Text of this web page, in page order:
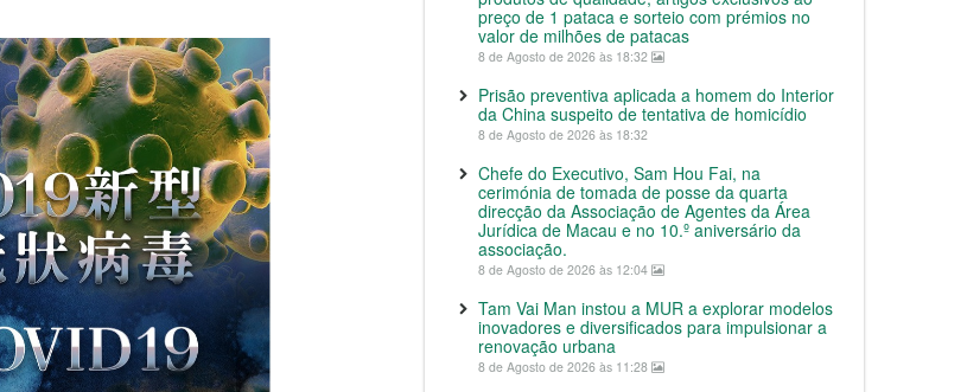
preço de 1 pataca e sorteio com prémios no
valor de milhões de patacas
8 de Agosto de 2026 às 18:32
Prisão preventiva aplicada a homem do Interior
da China suspeito de tentativa de homicídio
8 de Agosto de 2026 às 18:32
Chefe do Executivo, Sam Hou Fai, na
cerimónia de tomada de posse da quarta
direcção da Associação de Agentes da Área
Jurídica de Macau e no 10.º aniversário da
associação.
8 de Agosto de 2026 às 12:04
Tam Vai Man instou a MUR a explorar modelos
inovadores e diversificados para impulsionar a
renovação urbana
8 de Agosto de 2026 às 11:28